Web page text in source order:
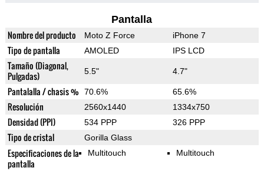
Pantalla
Nombre del producto Moto Z Force iPhone 7
Tipo de pantalla AMOLED IPS LCD
Tamaño (Diagonal,
Pulgadas)
5.5" 4.7"
Pantalalla / chasis % 70.6% 65.6%
Resolución 2560x1440 1334x750
Densidad (PPI) 534 PPP 326 PPP
Tipo de cristal Gorilla Glass
Especificaciones de la
pantalla
Multitouch Multitouch